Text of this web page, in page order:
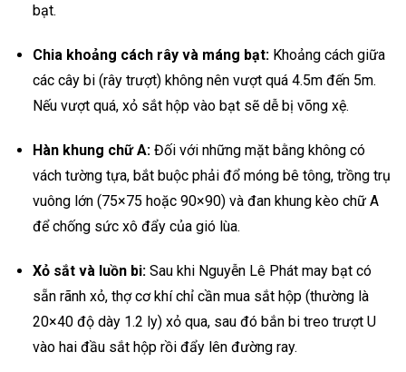
bạt.
Chia khoảng cách rây và máng bạt:Khoảng cách giữa
các cây bi (rây trượt) không nên vượt quá 4.5m đến 5m.
Nếu vượt quá, xỏ sắt hộp vào bạt sẽ dễ bị võng xệ.
Hàn khung chữ A:Đối với những mặt bằng không có
vách tường tựa, bắt buộc phải đổ móng bê tông, trồng trụ
vuông lớn (75×75 hoặc 90×90) và đan khung kèo chữ A
để chống sức xô đẩy của gió lùa.
Xỏ sắt và luồn bi:Sau khi Nguyễn Lê Phát may bạt có
sẵn rãnh xỏ, thợ cơ khí chỉ cần mua sắt hộp (thường là
20×40 độ dày 1.2 ly) xỏ qua, sau đó bắn bi treo trượt U
vào hai đầu sắt hộp rồi đẩy lên đường ray.